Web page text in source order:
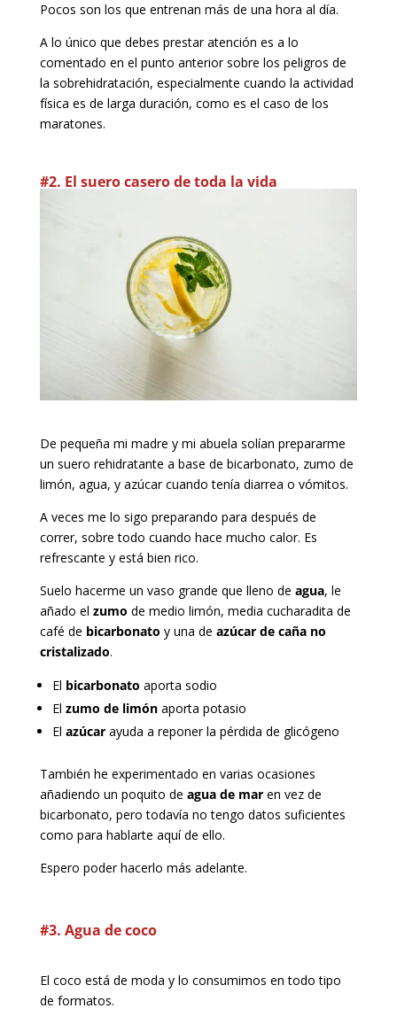
Pocos son los que entrenan más de una hora al día.
A lo único que debes prestar atención es a lo
comentado en el punto anterior sobre los peligros de
la sobrehidratación, especialmente cuando la actividad
física es de larga duración, como es el caso de los
maratones.
#2. El suero casero de toda la vida
De pequeña mi madre y mi abuela solían prepararme
un suero rehidratante a base de bicarbonato, zumo de
limón, agua, y azúcar cuando tenía diarrea o vómitos.
A veces me lo sigo preparando para después de
correr, sobre todo cuando hace mucho calor. Es
refrescante y está bien rico.
Suelo hacerme un vaso grande que lleno de agua, le
añado el zumo de medio limón, media cucharadita de
café de bicarbonato y una de azúcar de caña no
cristalizado.
El bicarbonato aporta sodio
El zumo de limónaporta potasio
El azúcarayuda a reponer la pérdida de glicógeno
También he experimentado en varias ocasiones
añadiendo un poquito de agua de maren vez de
bicarbonato, pero todavía no tengo datos suficientes
como para hablarte aquí de ello.
Espero poder hacerlo más adelante.
#3. Agua de coco
El coco está de moda y lo consumimos en todo tipo
de formatos.